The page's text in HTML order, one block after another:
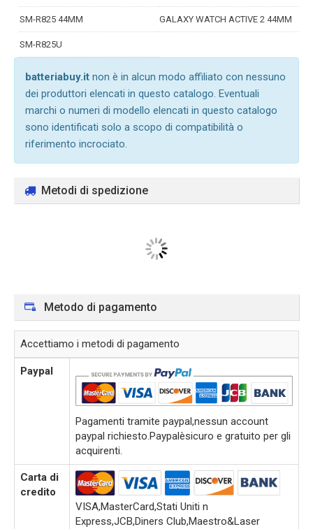
SM-R825 44MM GALAXY WATCH ACTIVE 2 44MM
SM-R825U
batteriabuy.it non è in alcun modo affiliato con nessuno
dei produttori elencati in questo catalogo. Eventuali
marchi o numeri di modello elencati in questo catalogo
sono identificati solo a scopo di compatibilità o
riferimento incrociato.
Metodi di spedizione
Metodo di pagamento
Accettiamo i metodi di pagamento
Paypal
Pagamenti tramite paypal,nessun account
paypal richiesto.Paypalèsicuro e gratuito per gli
acquirenti.
Carta di
credito
VISA,MasterCard,Stati Uniti n
Express,JCB,Diners Club,Maestro&Laser